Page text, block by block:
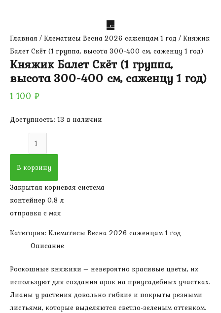
Главная / Клематисы Весна 2026 саженцам 1 год / Княжик
Балет Скёт (1 группа, высота 300-400 см, саженцу 1 год)
Княжик Балет Скёт (1 группа,
высота 300-400 см, саженцу 1 год)
1 100 ₽
Доступность: 13 в наличии
Количество
товара
Княжик
Скёт
(1
группа,
высота
см,
саженцу
1
год)
В корзину
Закрытая корневая система
контейнер 0,8 л
отправка с мая
Категория: Клематисы Весна 2026 саженцам 1 год
Описание
Роскошные княжики – невероятно красивые цветы, их
используют для создания арок на приусадебных участках.
Лианы у растения довольно гибкие и покрыты резными
листьями, которые выделяются светло-зеленым оттенком.